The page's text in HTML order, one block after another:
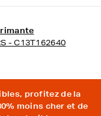
profitez de la
moins cher et de
- C13T162640